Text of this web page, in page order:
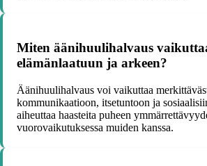
Miten äänihuulihalvaus
elämänlaatuun ja arkeen?
Äänihuulihalvaus voi vaikuttaa
kommunikaatioon, itsetuntoon ja
aiheuttaa haasteita puheen
vuorovaikutuksessa muiden kanssa.